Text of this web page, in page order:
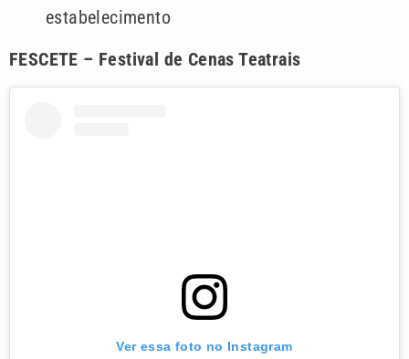
estabelecimento
FESCETE – Festival de Cenas Teatrais
Ver essa foto no Instagram